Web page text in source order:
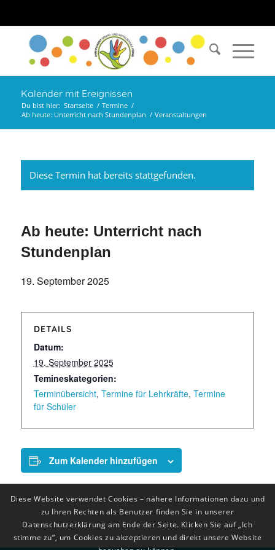
Kalender mit Ereignissen
Du bist hier: Startseite / Termine /
Ab heute: Unterricht nach Stundenplan / Veranstaltungen
Diese Termin hat bereits stattgefunden.
Ab heute: Unterricht nach
Stundenplan
19. September 2025
DETAILS
Datum:
19. September 2025
Temineskategorien:
Terminübersicht, Termine für Lehrkräfte, Termine
für Schüler
Zum Kalender hinzufügen
Diese Website verwendet Cookies – nähere Informationen dazu und
zu Ihren Rechten als Benutzer finden Sie in unserer
Datenschutzerklärung am Ende der Seite. Klicken Sie auf „Ich
stimme zu“, um Cookies zu akzeptieren und direkt unsere Website